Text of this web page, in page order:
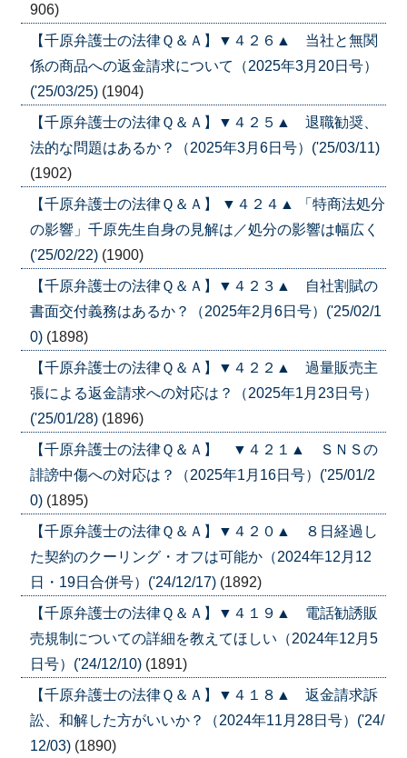
906)
【千原弁護士の法律Ｑ＆Ａ】▼４２６▲ 当社と無関
係の商品への返金請求について（2025年3月20日号）
('25/03/25) (1904)
【千原弁護士の法律Ｑ＆Ａ】▼４２５▲ 退職勧奨、
法的な問題はあるか？（2025年3月6日号）('25/03/11)
(1902)
【千原弁護士の法律Ｑ＆Ａ】 ▼４２４▲ 「特商法処分
の影響」千原先生自身の見解は／処分の影響は幅広く
('25/02/22) (1900)
【千原弁護士の法律Ｑ＆Ａ】▼４２３▲ 自社割賦の
書面交付義務はあるか？（2025年2月6日号）('25/02/1
0) (1898)
【千原弁護士の法律Ｑ＆Ａ】▼４２２▲ 過量販売主
張による返金請求への対応は？（2025年1月23日号）
('25/01/28) (1896)
【千原弁護士の法律Ｑ＆Ａ】 ▼４２１▲ ＳＮＳの
誹謗中傷への対応は？（2025年1月16日号）('25/01/2
0) (1895)
【千原弁護士の法律Ｑ＆Ａ】▼４２０▲ ８日経過し
た契約のクーリング・オフは可能か（2024年12月12
日・19日合併号）('24/12/17) (1892)
【千原弁護士の法律Ｑ＆Ａ】▼４１９▲ 電話勧誘販
売規制についての詳細を教えてほしい（2024年12月5
日号）('24/12/10) (1891)
【千原弁護士の法律Ｑ＆Ａ】▼４１８▲ 返金請求訴
訟、和解した方がいいか？（2024年11月28日号）('24/
12/03) (1890)